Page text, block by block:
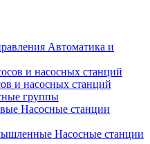
Автоматика и
и насосных станций
группы
Насосные станции
Насосные станции